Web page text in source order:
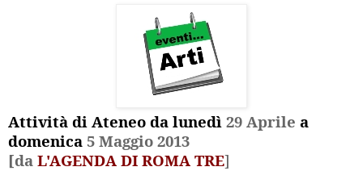
Attività di Ateneo da lunedì 29 Aprile a
domenica 5 Maggio 2013
[da L'AGENDA DI ROMA TRE]